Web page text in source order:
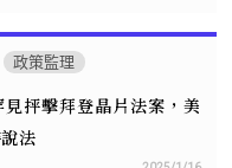
政策監理
抨擊拜登晶片法案，美
法